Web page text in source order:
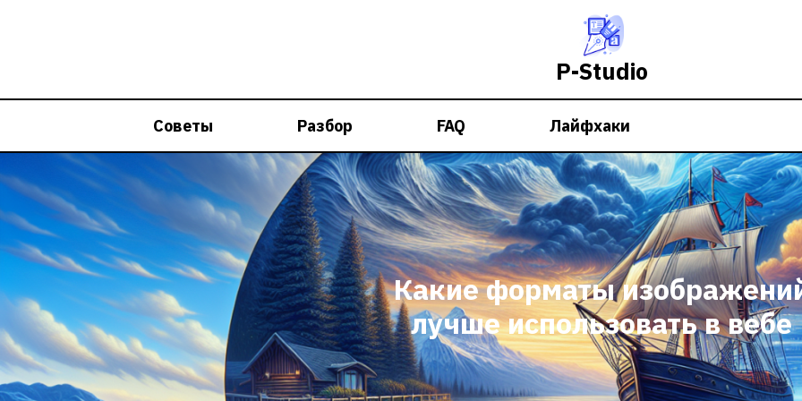
P-Studio
Советы Разбор FAQ Лайфхаки
Какие форматы
лучше использовать в вебе